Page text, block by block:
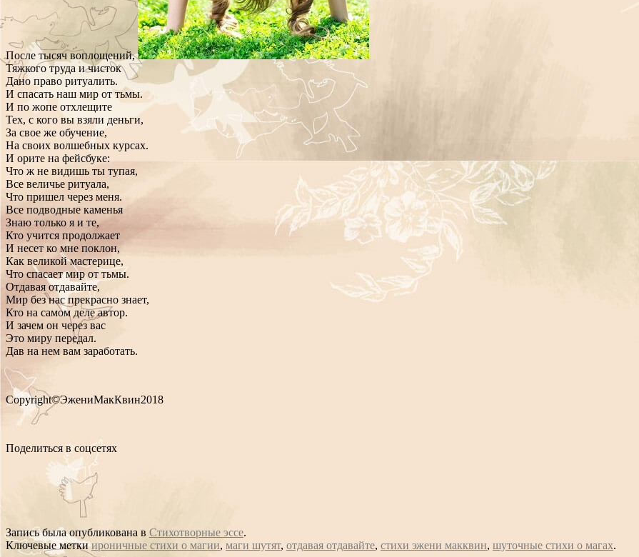
После тысяч воплощений,
Тяжкого труда и чисток
Дано право ритуалить.
И спасать наш мир от тьмы.
И по жопе отхлещите
Тех, с кого вы взяли деньги,
За свое же обучение,
На своих волшебных курсах.
И орите на фейсбуке:
Что ж не видишь ты тупая,
Все величье ритуала,
Что пришел через меня.
Все подводные каменья
Знаю только я и те,
Кто учится продолжает
И несет ко мне поклон,
Как великой мастерице,
Что спасает мир от тьмы.
Отдавая отдавайте,
Мир без нас прекрасно знает,
Кто на самом деле автор.
И зачем он через вас
Это миру передал.
Дав на нем вам заработать.
Copyright©ЭжениМакКвин2018
Поделиться в соцсетях
Запись была опубликована в Стихотворные эссе.
Ключевые меткиироничные стихи о магии, маги шутят, отдавая отдавайте, стихи эжени макквин, шуточные стихи о магах.